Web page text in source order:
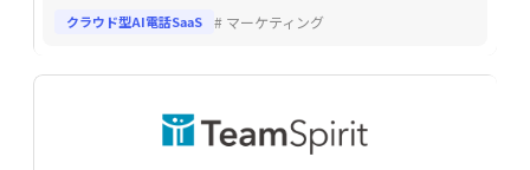
クラウド型AI電話SaaS # マーケティング